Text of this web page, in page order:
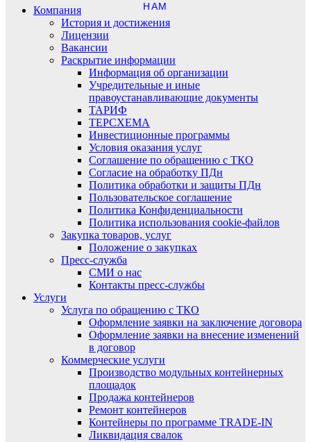
НАМ
Компания
История и достижения
Лицензии
Вакансии
Раскрытие информации
Информация об организации
Учредительные и иные
правоустанавливающие документы
ТАРИФ
ТЕРСХЕМА
Инвестиционные программы
Условия оказания услуг
Соглашение по обращению с ТКО
Согласие на обработку ПДн
Политика обработки и защиты ПДн
Пользовательское соглашение
Политика Конфиденциальности
Политика использования cookie-файлов
Закупка товаров, услуг
Положение о закупках
Пресс-служба
СМИ о нас
Контакты пресс-службы
Услуги
Услуга по обращению с ТКО
Оформление заявки на заключение договора
Оформление заявки на внесение изменений
в договор
Коммерческие услуги
Производство модульных контейнерных
площадок
Продажа контейнеров
Ремонт контейнеров
Контейнеры по программе TRADE-IN
Ликвидация свалок